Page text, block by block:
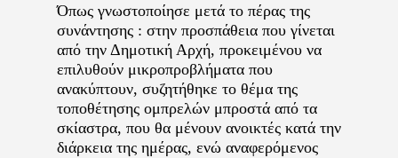
Όπως γνωστοποίησε μετά το πέρας της
συνάντησης : στην προσπάθεια που γίνεται
από την Δημοτική Αρχή, προκειμένου να
επιλυθούν μικροπροβλήματα που
ανακύπτουν, συζητήθηκε το θέμα της
τοποθέτησης ομπρελών μπροστά από τα
σκίαστρα, που θα μένουν ανοικτές κατά την
διάρκεια της ημέρας, ενώ αναφερόμενος